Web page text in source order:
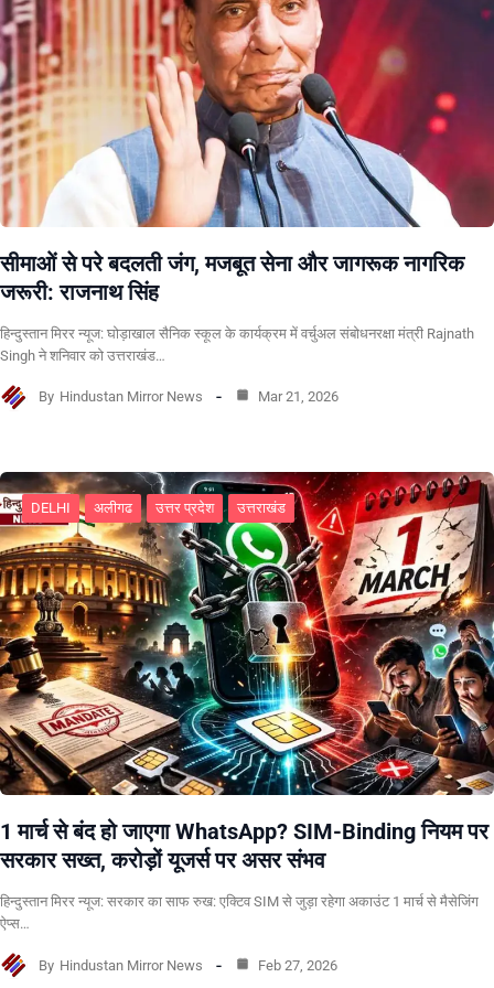
सीमाओं से परे बदलती जंग, मजबूत सेना और जागरूक नागरिक
जरूरी: राजनाथ सिंह
हिन्दुस्तान मिरर न्यूज: घोड़ाखाल सैनिक स्कूल के कार्यक्रम में वर्चुअल संबोधनरक्षा मंत्री Rajnath
Singh ने शनिवार को उत्तराखंड…
By Hindustan Mirror News Mar 21, 2026
DELHI अलीगढ उत्तर प्रदेश उत्तराखंड
1 मार्च से बंद हो जाएगा WhatsApp? SIM-Binding नियम पर
सरकार सख्त, करोड़ों यूजर्स पर असर संभव
हिन्दुस्तान मिरर न्यूज: सरकार का साफ रुख: एक्टिव SIM से जुड़ा रहेगा अकाउंट 1 मार्च से मैसेजिंग
ऐप्स…
By Hindustan Mirror News Feb 27, 2026